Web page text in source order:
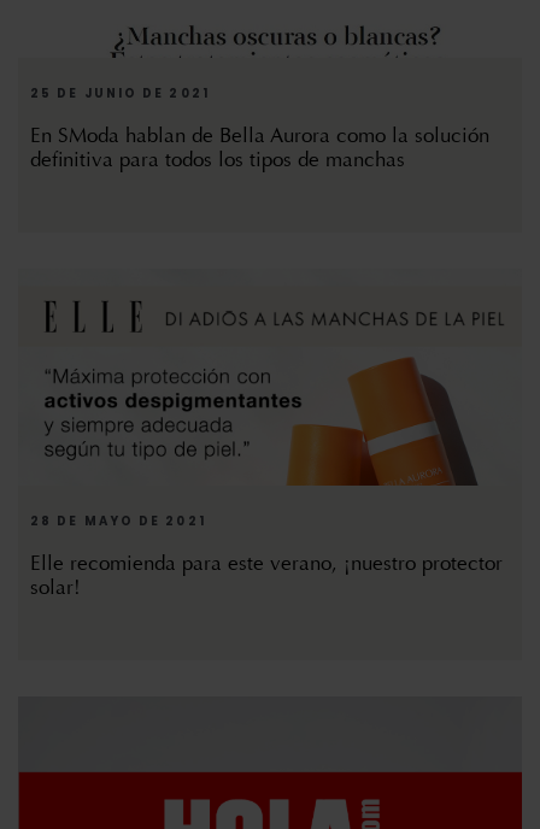
25 DE JUNIO DE 2021
En SModa hablan de Bella Aurora como la solución
definitiva para todos los tipos de manchas
28 DE MAYO DE 2021
Elle recomienda para este verano, ¡nuestro protector
solar!